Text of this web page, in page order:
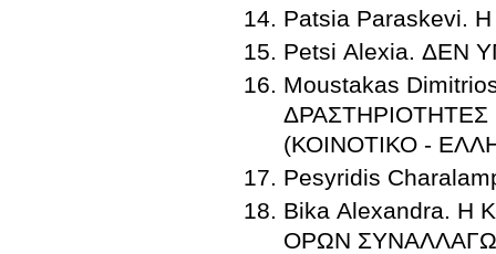
Patsia Paraskevi.
Petsi Alexia. ΔΕΝ
Moustakas
(ΚΟΙΝΟΤΙΚΟ -
Pesyridis
Bika Alexandra. Η
ΟΡΩΝ